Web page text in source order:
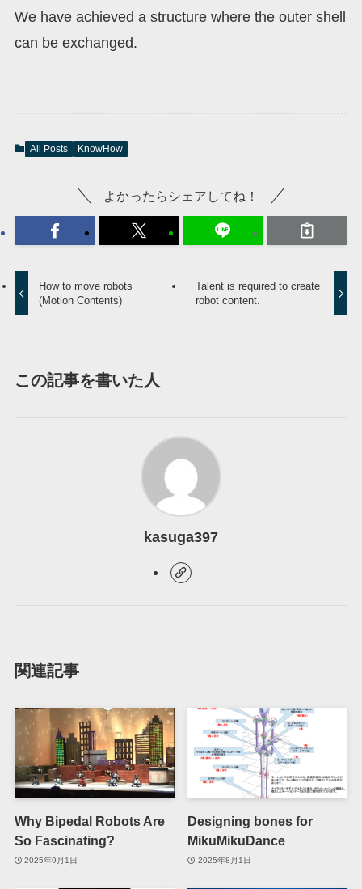
We have achieved a structure where the outer shell
can be exchanged.
All Posts KnowHow
よかったらシェアしてね！
How to move robots
(Motion Contents)
Talent is required to create
robot content.
この記事を書いた人
kasuga397
関連記事
Why Bipedal Robots Are
So Fascinating?
2025年9月1日
Designing bones for
MikuMikuDance
2025年8月1日